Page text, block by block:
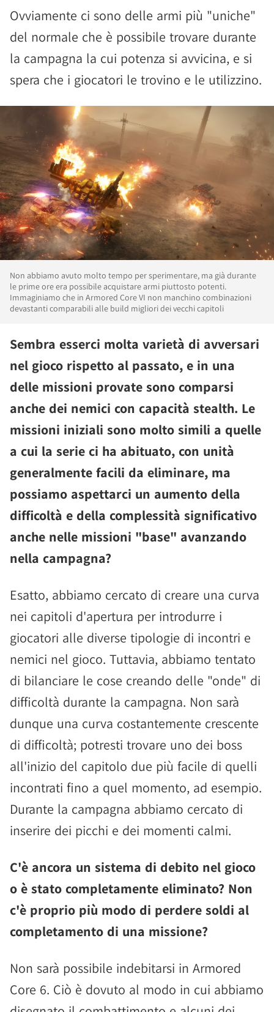
Ovviamente ci sono delle armi più "uniche"
del normale che è possibile trovare durante
la campagna la cui potenza si avvicina, e si
spera che i giocatori le trovino e le utilizzino.
Non abbiamo avuto molto tempo per sperimentare, ma già durante
le prime ore era possibile acquistare armi piuttosto potenti.
Immaginiamo che in Armored Core VI non manchino combinazioni
devastanti comparabili alle build migliori dei vecchi capitoli
Sembra esserci molta varietà di avversari
nel gioco rispetto al passato, e in una
delle missioni provate sono comparsi
anche dei nemici con capacità stealth. Le
missioni iniziali sono molto simili a quelle
a cui la serie ci ha abituato, con unità
generalmente facili da eliminare, ma
possiamo aspettarci un aumento della
difficoltà e della complessità significativo
anche nelle missioni "base" avanzando
nella campagna?
Esatto, abbiamo cercato di creare una curva
nei capitoli d'apertura per introdurre i
giocatori alle diverse tipologie di incontri e
nemici nel gioco. Tuttavia, abbiamo tentato
di bilanciare le cose creando delle "onde" di
difficoltà durante la campagna. Non sarà
dunque una curva costantemente crescente
di difficoltà; potresti trovare uno dei boss
all'inizio del capitolo due più facile di quelli
incontrati fino a quel momento, ad esempio.
Durante la campagna abbiamo cercato di
inserire dei picchi e dei momenti calmi.
C'è ancora un sistema di debito nel gioco
o è stato completamente eliminato? Non
c'è proprio più modo di perdere soldi al
completamento di una missione?
Non sarà possibile indebitarsi in Armored
Core 6. Ciò è dovuto al modo in cui abbiamo